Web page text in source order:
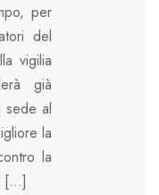
per
del
vigilia
già
sede al
la
la
[…]